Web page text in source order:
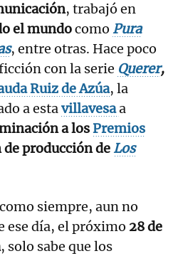
, trabajó en
el mundocomo Pura
, entre otras. Hace poco
con la serie Querer,
Ruiz de Azúa, la
a estavillavesaa
a losPremios
producción deLos
siempre, aun no
ese día, el próximo 28 de
, solo sabe que los